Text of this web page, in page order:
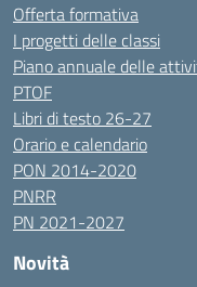
Offerta formativa
I progetti delle classi
Piano annuale delle
PTOF
Libri di testo 26-27
Orario e calendario
PON 2014-2020
PNRR
PN 2021-2027
Novità